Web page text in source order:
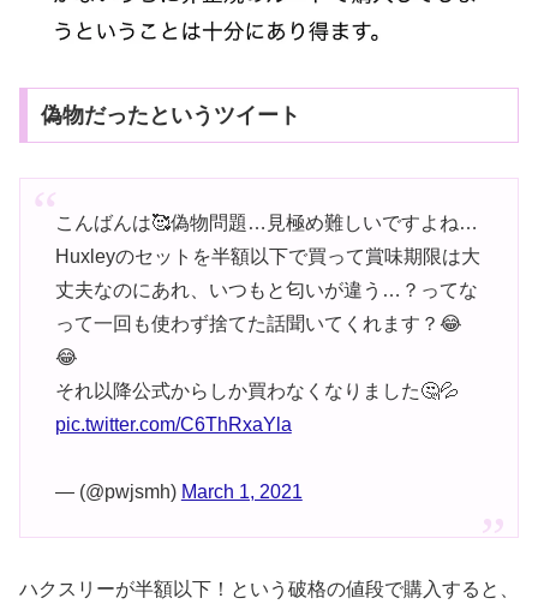
偽物だったというツイート
こんばんは🥰偽物問題…見極め難しいですよね…
Huxleyのセットを半額以下で買って賞味期限は大
丈夫なのにあれ、いつもと匂いが違う…？ってな
って一回も使わず捨てた話聞いてくれます？😂
😂
それ以降公式からしか買わなくなりました🤔💦
pic.twitter.com/C6ThRxaYla
— (@pwjsmh) March 1, 2021
ハクスリーが半額以下！という破格の値段で購入すると、